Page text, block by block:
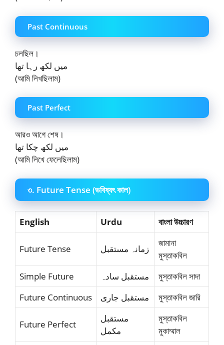
Past Continuous
চলছিল।
میں لکھ رہا تھا
(আমি লিখছিলাম)
Past Perfect
আরও আগে শেষ।
میں لکھ چکا تھا
(আমি লিখে ফেলেছিলাম)
৩. Future Tense (ভবিষ্যৎ কাল)
English Urdu বাংলা উচ্চারণ
Future Tense زمانہ مستقبل
জামানা
মুস্তাকবিল
Simple Future
مستقبل سادہ
মুস্তাকবিল সাদা
Future Continuous
مستقبل جاری মুস্তাকবিল জারি
Future Perfect
مستقبل
مکمل
মুস্তাকবিল
মুকাম্মাল